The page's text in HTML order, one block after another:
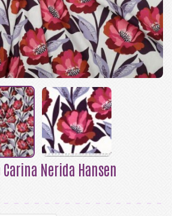
Nerida Hansen